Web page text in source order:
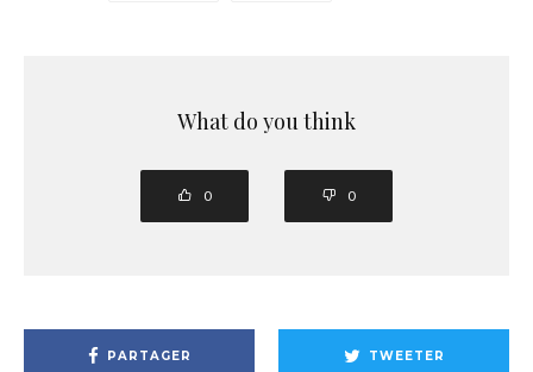
What do you think
0 0
PARTAGER TWEETER